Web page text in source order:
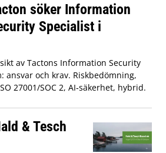
söker Information
Specialist i
av Tactons Information Security
ansvar och krav. Riskbedömning,
27001/SOC 2, AI‑säkerhet, hybrid.
& Tesch